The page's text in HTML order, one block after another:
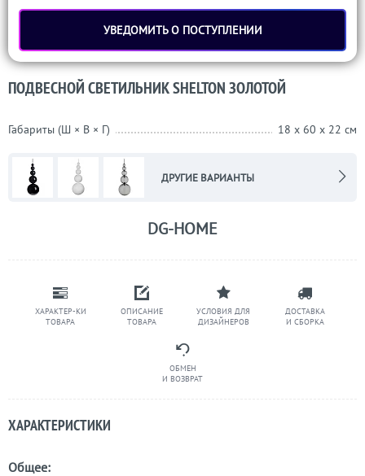
ХАРАКТЕР-КИ
ТОВАРА
ОПИСАНИЕ
ТОВАРА
УСЛОВИЯ ДЛЯ
ДИЗАЙНЕРОВ
ДОСТАВКА
И СБОРКА
ОБМЕН
И ВОЗВРАТ
УВЕДОМИТЬ О ПОСТУПЛЕНИИ
ПОДВЕСНОЙ СВЕТИЛЬНИК SHELTON ЗОЛОТОЙ
Габариты (Ш × В × Г) 18 x 60 x 22 см
ДРУГИЕ ВАРИАНТЫ
DG-HOME
ХАРАКТЕРИСТИКИ
Общее: